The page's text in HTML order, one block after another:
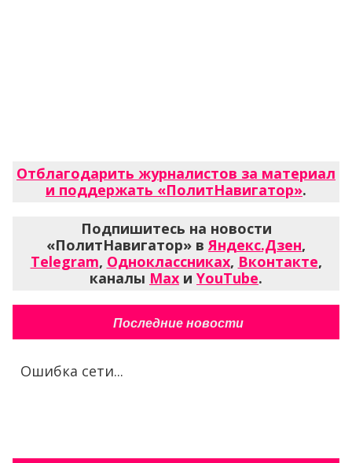
Отблагодарить журналистов за материал
и поддержать «ПолитНавигатор».
Подпишитесь на новости
«ПолитНавигатор» в Яндекс.Дзен,
Telegram, Одноклассниках, Вконтакте,
каналы Max и YouTube.
Последние новости
Ошибка сети...